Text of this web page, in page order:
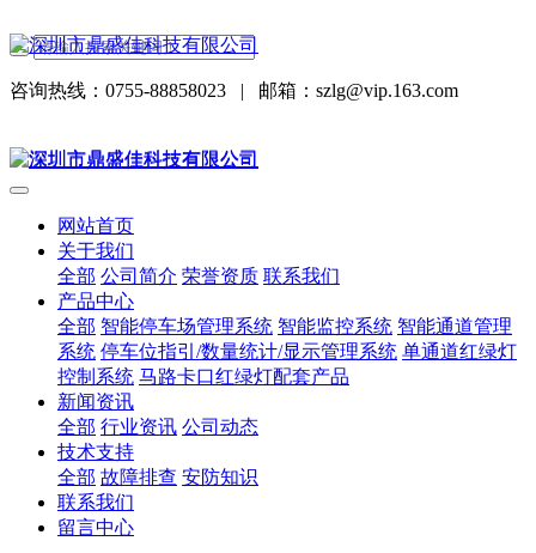
咨询热线：0755-88858023 | 邮箱：szlg@vip.163.com
网站首页
关于我们
全部 公司简介 荣誉资质 联系我们
产品中心
全部 智能停车场管理系统 智能监控系统 智能通道管理
系统 停车位指引/数量统计/显示管理系统 单通道红绿灯
控制系统 马路卡口红绿灯配套产品
新闻资讯
全部 行业资讯 公司动态
技术支持
全部 故障排查 安防知识
联系我们
留言中心